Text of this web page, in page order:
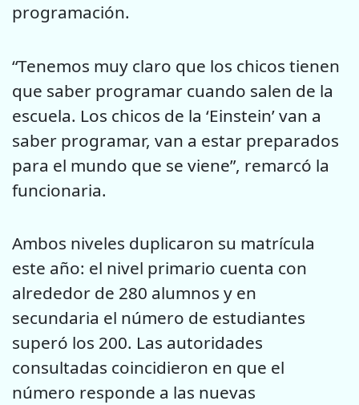
programación.
“Tenemos muy claro que los chicos tienen
que saber programar cuando salen de la
escuela. Los chicos de la ‘Einstein’ van a
saber programar, van a estar preparados
para el mundo que se viene”, remarcó la
funcionaria.
Ambos niveles duplicaron su matrícula
este año: el nivel primario cuenta con
alrededor de 280 alumnos y en
secundaria el número de estudiantes
superó los 200. Las autoridades
consultadas coincidieron en que el
número responde a las nuevas